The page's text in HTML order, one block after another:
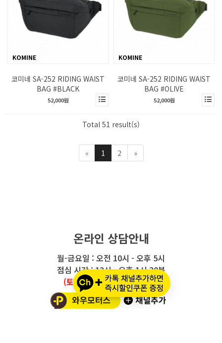
KOMINE
코미네 SA-252 RIDING WAIST
BAG #BLACK
52,000원
KOMINE
코미네 SA-252 RIDING WAIST
BAG #OLIVE
52,000원
Total 51 result(s)
« 1 2 »
온라인 상담안내
월-금요일 : 오전 10시 - 오후 5시
점심 시간 : 12시 - 오후 1시 30분
(토요일/공휴일/일요일 휴무)